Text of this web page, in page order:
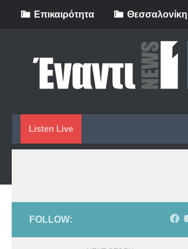
Skip to content
Eπικαιρότητα Θεσσαλονίκη
Listen Live
FOLLOW: